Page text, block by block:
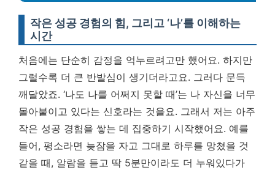
작은 성공 경험의 힘, 그리고 ‘나’를 이해하는
시간
처음에는 단순히 감정을 억누르려고만 했어요. 하지만
그럴수록 더 큰 반발심이 생기더라고요. 그러다 문득
깨달았죠. ‘나도 나를 어쩌지 못할 때’는 나 자신을 너무
몰아붙이고 있다는 신호라는 것을요. 그래서 저는 아주
작은 성공 경험을 쌓는 데 집중하기 시작했어요. 예를
들어, 평소라면 늦잠을 자고 그대로 하루를 망쳤을 것
같을 때, 알람을 듣고 딱 5분만이라도 더 누워있다가